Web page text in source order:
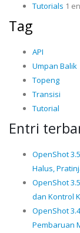
Tutorials 1
Tag
API
Umpan Balik
Topeng
Transisi
Tutorial
Entri
OpenShot
Halus,
OpenShot
dan Kontrol
OpenShot
Pembaruan